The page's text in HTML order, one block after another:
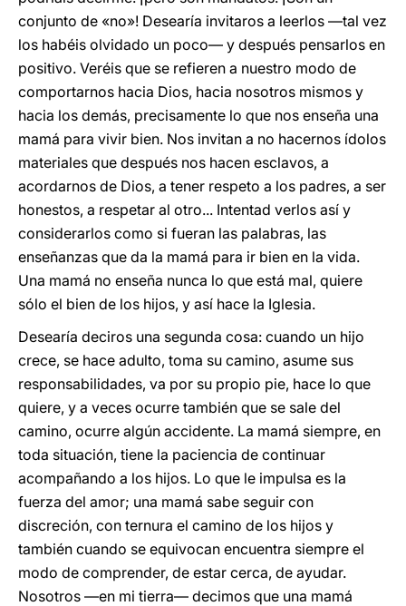
conjunto de «no»! Desearía invitaros a leerlos —tal vez
los habéis olvidado un poco— y después pensarlos en
positivo. Veréis que se refieren a nuestro modo de
comportarnos hacia Dios, hacia nosotros mismos y
hacia los demás, precisamente lo que nos enseña una
mamá para vivir bien. Nos invitan a no hacernos ídolos
materiales que después nos hacen esclavos, a
acordarnos de Dios, a tener respeto a los padres, a ser
honestos, a respetar al otro... Intentad verlos así y
considerarlos como si fueran las palabras, las
enseñanzas que da la mamá para ir bien en la vida.
Una mamá no enseña nunca lo que está mal, quiere
sólo el bien de los hijos, y así hace la Iglesia.
Desearía deciros una segunda cosa: cuando un hijo
crece, se hace adulto, toma su camino, asume sus
responsabilidades, va por su propio pie, hace lo que
quiere, y a veces ocurre también que se sale del
camino, ocurre algún accidente. La mamá siempre, en
toda situación, tiene la paciencia de continuar
acompañando a los hijos. Lo que le impulsa es la
fuerza del amor; una mamá sabe seguir con
discreción, con ternura el camino de los hijos y
también cuando se equivocan encuentra siempre el
modo de comprender, de estar cerca, de ayudar.
Nosotros —en mi tierra— decimos que una mamá